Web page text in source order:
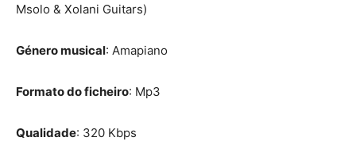
Msolo & Xolani Guitars)
Género musical: Amapiano
Formato do ficheiro: Mp3
Qualidade: 320 Kbps